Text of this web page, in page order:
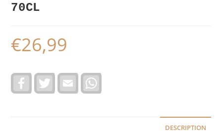
70CL
€26,99
c
T
i
E
a
a
DESCRIPTION